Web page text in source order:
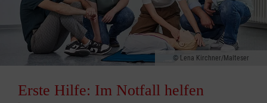
Lena Kirchner/Malteser
Erste Hilfe: Im Notfall helfen